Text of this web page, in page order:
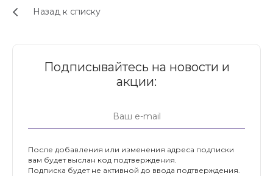
Назад к списку
Подписывайтесь на новости и
акции:
После добавления или изменения адреса подписки
вам будет выслан код подтверждения.
Подписка будет не активной до ввода подтверждения.